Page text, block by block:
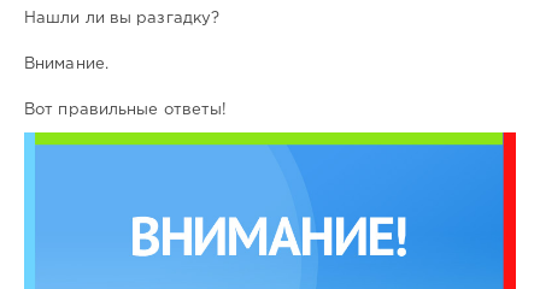
Нашли ли вы разгадку?
Внимание.
Вот правильные ответы!